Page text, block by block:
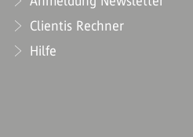
Clientis Rechner
Hilfe